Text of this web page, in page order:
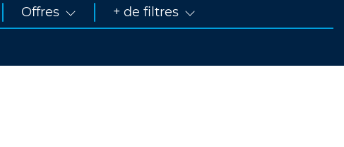
Offres + de filtres